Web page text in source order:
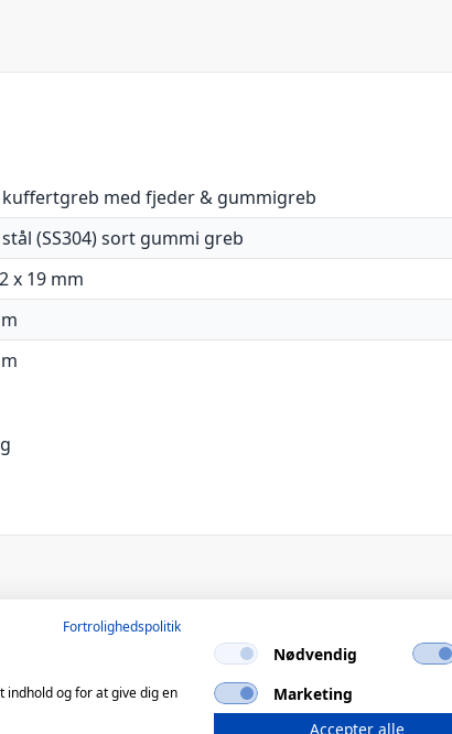
med fjeder & gummigreb
(SS304) sort gummi greb
x 19 mm
Fortrolighedspolitik
indhold og for at give dig en
Nødvendig
Marketing
Accepter alle